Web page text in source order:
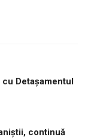
Detașamentul
continuă